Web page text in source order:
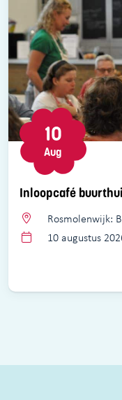
Inloopcafé
10
Aug
Rosmolenwijk:
10 augustus